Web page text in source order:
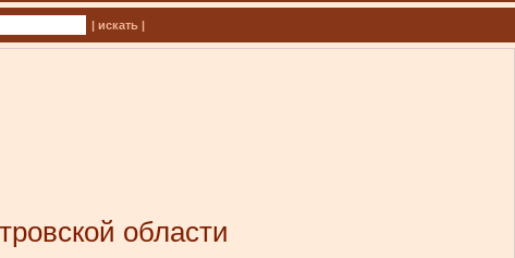
| искать |
области